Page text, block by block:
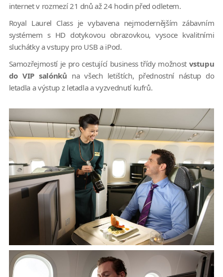
internet v rozmezí 21 dnů až 24 hodin před odletem.
Royal Laurel Class je vybavena nejmodernějším zábavním
systémem s HD dotykovou obrazovkou, vysoce kvalitními
sluchátky a vstupy pro USB a iPod.
Samozřejmostí je pro cestující business třídy možnost vstupu
do VIP salónků na všech letištích, přednostní nástup do
letadla a výstup z letadla a vyzvednutí kufrů.